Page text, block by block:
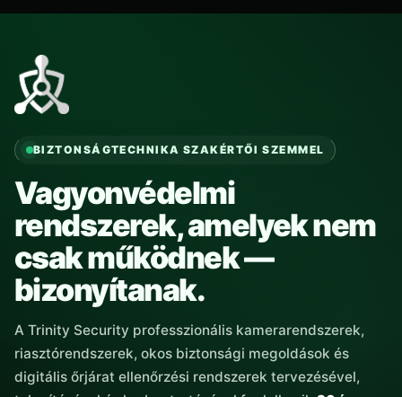
BIZTONSÁGTECHNIKA SZAKÉRTŐI SZEMMEL
Vagyonvédelmi
rendszerek, amelyek nem
csak működnek —
bizonyítanak.
A Trinity Security professzionális kamerarendszerek,
riasztórendszerek, okos biztonsági megoldások és
digitális őrjárat ellenőrzési rendszerek tervezésével,